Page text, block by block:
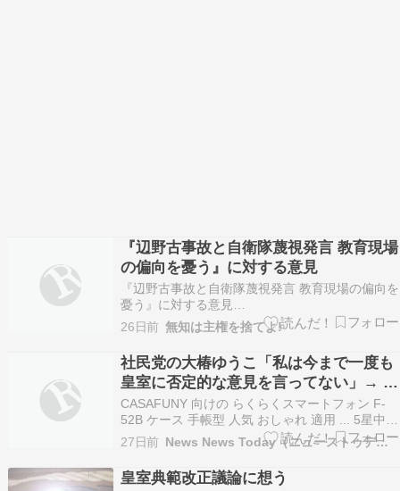
『辺野古事故と自衛隊蔑視発言 教育現場
の偏向を憂う』に対する意見
『辺野古事故と自衛隊蔑視発言 教育現場の偏向を
憂う』に対する意見
http://prideofjapan.blog10.fc2.com/blog-entry-
14768.html＞また、日教組出身の立憲民主党・古
賀千景参議院議員は「自衛隊に行く子どもたちは
経済的に厳しい家庭の子ども…
26日前 無知は主権を捨てよ!
社民党の大椿ゆうこ「私は今まで一度も
皇室に否定的な意見を言ってない」→ １
週間前に言ってましたｗｗｗ
CASAFUNY 向けの らくらくスマートフォン F-
52B ケース 手帳型 人気 おしゃれ 適用 ... 5星中
4.3(5431426) ￥1,258 (2026年7月11日 23:35
GMT +09:00 時点 - 詳細はこちら価格および発送
可能時期は表示された日付/時刻…
27日前 News News Today（ニューストゥデイ）
皇室典範改正議論に想う